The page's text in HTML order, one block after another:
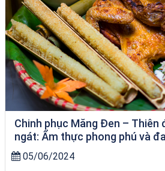
Chinh phục Măng Đen – Thiên
ngát: Ẩm thực phong phú và
05/06/2024